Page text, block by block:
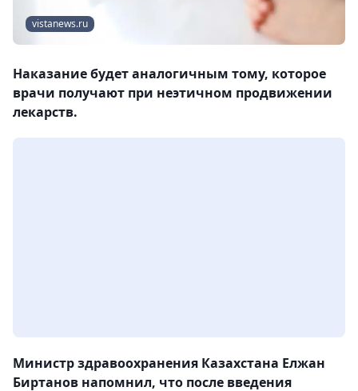
vistanews.ru
Наказание будет аналогичным тому, которое
врачи получают при неэтичном продвижении
лекарств.
Министр здравоохранения Казахстана Елжан
Биртанов напомнил, что после введения